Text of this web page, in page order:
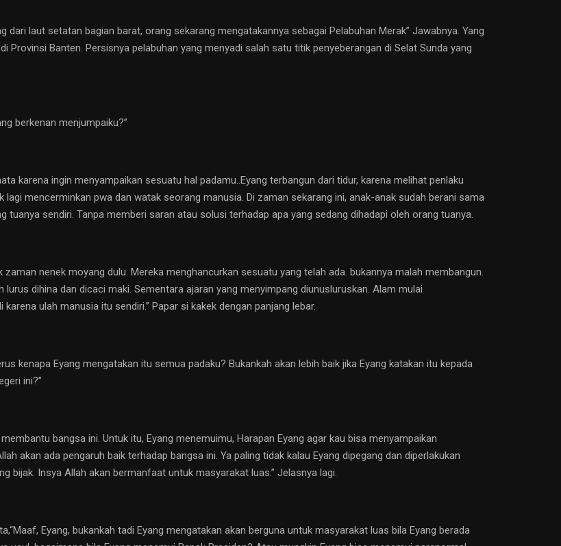
dari laut setatan bagian barat, orang sekarang mengatakannya sebagai Pelabuhan Merak” Jawabnya. Yang
Provinsi Banten. Persisnya pelabuhan yang menyadi salah satu titik penyeberangan di Selat Sunda yang
berkenan menjumpaiku?”
karena ingin menyampaikan sesuatu hal padamu..Eyang terbangun dari tidur, karena melihat penlaku
mencerminkan pwa dan watak seorang manusia. Di zaman sekarang ini, anak-anak sudah berani sama
sendiri. Tanpa memberi saran atau solusi terhadap apa yang sedang dihadapi oleh orang tuanya.
nenek moyang dulu. Mereka menghancurkan sesuatu yang telah ada. bukannya malah membangun.
dihina dan dicaci maki. Sementara ajaran yang menyimpang diunusluruskan. Alam mulai
ulah manusia itu sendiri.” Papar si kakek dengan panjang lebar.
kenapa Eyang mengatakan itu semua padaku? Bukankah akan lebih baik jika Eyang katakan itu kepada
ini?”
bangsa ini. Untuk itu, Eyang menemuimu, Harapan Eyang agar kau bisa menyampaikan
akan ada pengaruh baik terhadap bangsa ini. Ya paling tidak kalau Eyang dipegang dan diperlakukan
bijak. Insya Allah akan bermanfaat untuk masyarakat luas.” Jelasnya lagi.
Eyang, bukankah tadi Eyang mengatakan akan berguna untuk masyarakat luas bila Eyang berada